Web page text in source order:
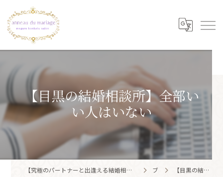
【目黒の結婚相談所】全部い
い人はいない
【究極のパートナーと出逢える結婚相談所】目黒区・品川区で結婚相談所ならアノー・ド・マリアージュ 目黒婚活サロン ブログ 【目黒の結婚相談所】全部いい人はいない